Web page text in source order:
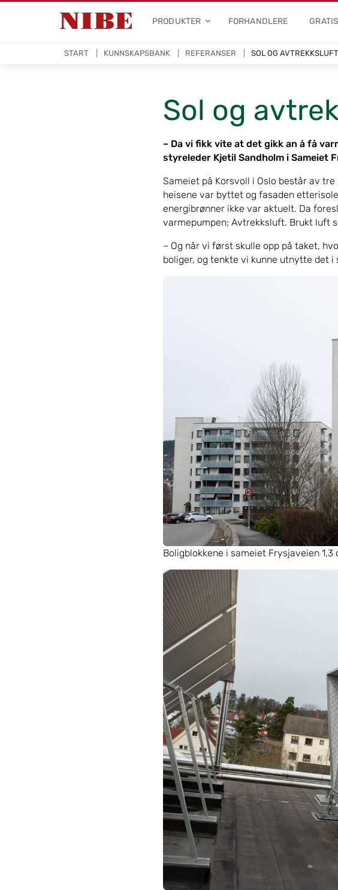
PRODUKTER FORHANDLERE
START KUNNSKAPSBANK REFERANSER SOL OG
Sol og
– Da vi fikk vite at det gikk an å få
styreleder Kjetil Sandholm i Sameiet
Sameiet på Korsvoll i Oslo består av
heisene var byttet og fasaden
energibrønner ikke var aktuelt. Da
varmepumpen; Avtrekksluft. Brukt luft
– Og når vi først skulle opp på taket,
boliger, og tenkte vi kunne utnytte det
Boligblokkene i sameiet Frysjaveien 1,3